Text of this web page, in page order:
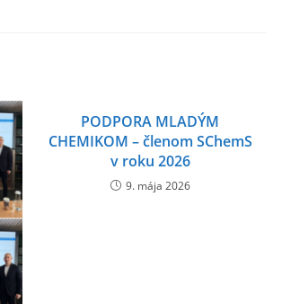
PODPORA MLADÝM
CHEMIKOM – členom SChemS
v roku 2026
9. mája 2026